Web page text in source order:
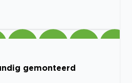
gemonteerd